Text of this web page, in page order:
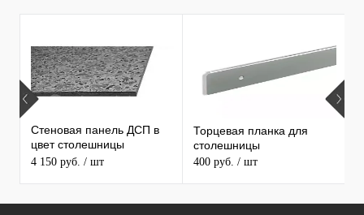
ПРОДАВАЕМЫЕ ТОВАРЫ
Стеновая панель ДСП в
цвет столешницы
MAERSS
4 150 руб. / шт
Торцевая планка для
столешницы
400 руб. / шт